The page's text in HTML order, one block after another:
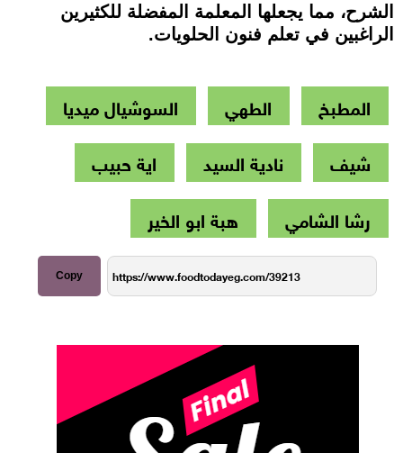
الشرح، مما يجعلها المعلمة المفضلة للكثيرين
الراغبين في تعلم فنون الحلويات.
المطبخ الطهي
السوشيال ميديا
شيف
نادية السيد
اية حبيب
رشا الشامي
هبة ابو الخير
Copy